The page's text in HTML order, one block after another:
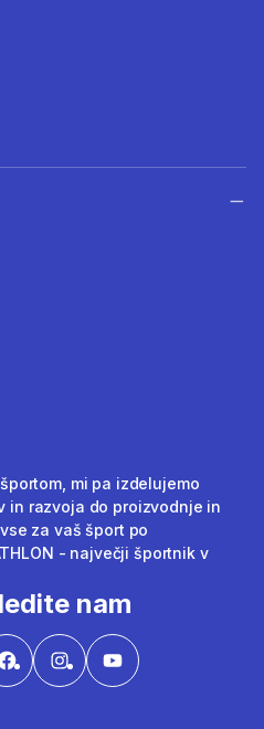
mi pa izdelujemo
in razvoja do proizvodnje in
za vaš šport po
- največji športnik v
nam